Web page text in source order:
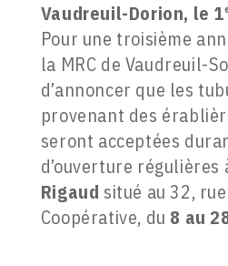
Vaudreuil-Dorion, le 1
Pour une troisième
la MRC de Vaudreuil-
d’annoncer que les
provenant des
seront acceptées
d’ouverture régulières
Rigaud situé au 32,
Coopérative, du 8 au